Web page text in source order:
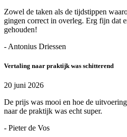
Zowel de taken als de tijdstippen
gingen correct in overleg. Erg fijn dat
gehouden!
- Antonius Driessen
Vertaling naar praktijk was schitterend
20 juni 2026
De prijs was mooi en hoe de
naar de praktijk was echt super.
- Pieter de Vos